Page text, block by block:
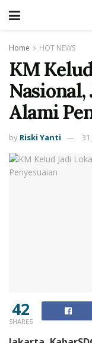
Home HOT NEWS
KM
Alami
by Riski Yanti
42
SHARES